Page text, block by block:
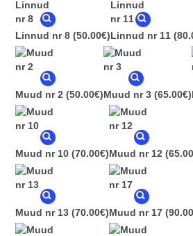
Linnud nr 8 (50.00€)Linnud nr 11
Muud nr 2 (50.00€)Muud nr 3 (65.00€)
Muud nr 10 (70.00€)Muud nr 12
Muud nr 13 (70.00€)Muud nr 17